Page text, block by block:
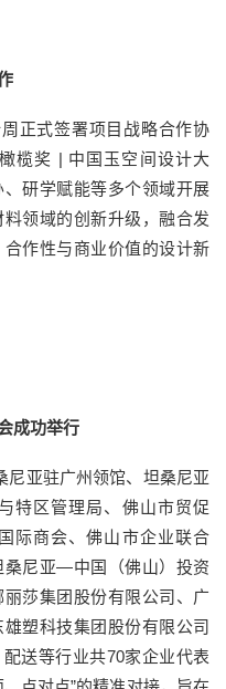
正式签署项目战略合作协
榄奖 | 中国玉空间设计大
研学赋能等多个领域开展
领域的创新升级，融合发
作性与商业价值的设计新
成功举行
尼亚驻广州领馆、坦桑尼亚
特区管理局、佛山市贸促
际商会、佛山市企业联合
桑尼亚—中国（佛山）投资
莎集团股份有限公司、广
塑科技集团股份有限公司
送等行业共70家企业代表